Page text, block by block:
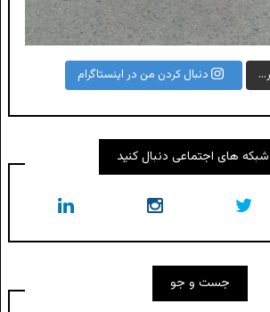
دنبال کردن من در اینستاگرام
های اجتماعی دنبال کنید
جست و جو